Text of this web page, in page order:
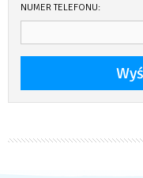
NUMER TELEFONU: